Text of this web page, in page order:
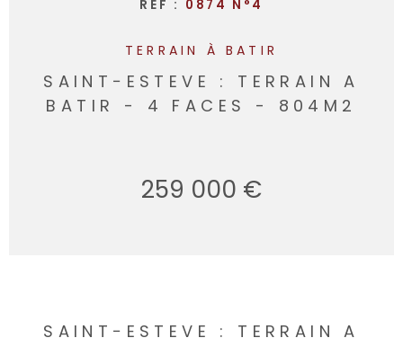
RÉF : 0874 N°4
TERRAIN À BATIR
SAINT−ESTEVE : TERRAIN A
BATIR - 4 FACES - 804M2
259 000 €
SAINT−ESTEVE : TERRAIN A